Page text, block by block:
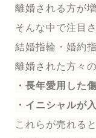
離婚される方が
そんな中で注目
結婚指輪 ・婚約
離婚された方々
・長年愛用した
・イニシャルが
これらが売れる